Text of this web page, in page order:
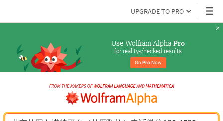
UPGRADE TO PRO
Use Wolfram|Alpha Pro
for reality-checked results
Go Pro Now